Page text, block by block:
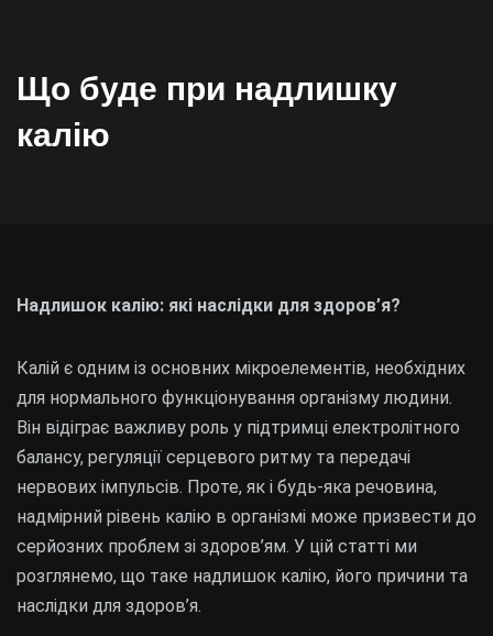
Що буде при надлишку
калію
Надлишок калію: які наслідки для здоров’я?
Калій є одним із основних мікроелементів, необхідних
для нормального функціонування організму людини.
Він відіграє важливу роль у підтримці електролітного
балансу, регуляції серцевого ритму та передачі
нервових імпульсів. Проте, як і будь-яка речовина,
надмірний рівень калію в організмі може призвести до
серйозних проблем зі здоров’ям. У цій статті ми
розглянемо, що таке надлишок калію, його причини та
наслідки для здоров’я.